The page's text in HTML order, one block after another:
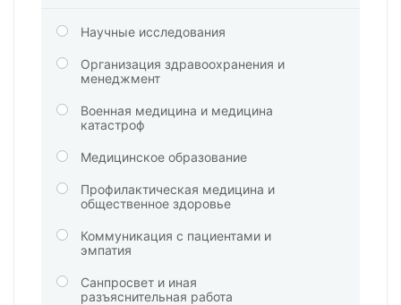
Научные исследования
Организация здравоохранения и
менеджмент
Военная медицина и медицина
катастроф
Медицинское образование
Профилактическая медицина и
общественное здоровье
Коммуникация с пациентами и
эмпатия
Санпросвет и иная
разъяснительная работа